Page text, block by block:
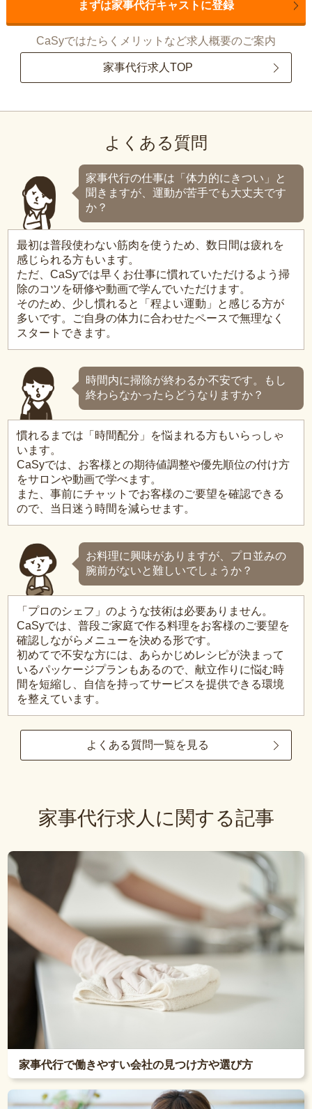
まずは家事代行キャストに登録
CaSyではたらくメリットなど求人概要のご案内
家事代行求人TOP
よくある質問
家事代行の仕事は「体力的にきつい」と
聞きますが、運動が苦手でも大丈夫です
か？
最初は普段使わない筋肉を使うため、数日間は疲れを
感じられる方もいます。
ただ、CaSyでは早くお仕事に慣れていただけるよう掃
除のコツを研修や動画で学んでいただけます。
そのため、少し慣れると「程よい運動」と感じる方が
多いです。ご自身の体力に合わせたペースで無理なく
スタートできます。
時間内に掃除が終わるか不安です。もし
終わらなかったらどうなりますか？
慣れるまでは「時間配分」を悩まれる方もいらっしゃ
います。
CaSyでは、お客様との期待値調整や優先順位の付け方
をサロンや動画で学べます。
また、事前にチャットでお客様のご要望を確認できる
ので、当日迷う時間を減らせます。
お料理に興味がありますが、プロ並みの
腕前がないと難しいでしょうか？
「プロのシェフ」のような技術は必要ありません。
CaSyでは、普段ご家庭で作る料理をお客様のご要望を
確認しながらメニューを決める形です。
初めてで不安な方には、あらかじめレシピが決まって
いるパッケージプランもあるので、献立作りに悩む時
間を短縮し、自信を持ってサービスを提供できる環境
を整えています。
よくある質問一覧を見る
家事代行求人に関する記事
家事代行で働きやすい会社の見つけ方や選び方